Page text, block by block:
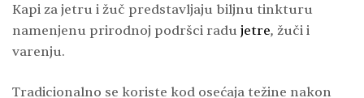
Kapi za jetru i žuč predstavljaju biljnu tinkturu
namenjenu prirodnoj podršci radu jetre, žuči i
varenju.
Tradicionalno se koriste kod osećaja težine nakon